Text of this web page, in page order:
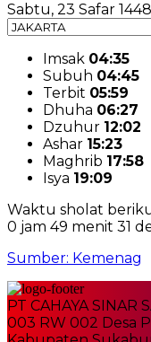
Sabtu, 23 Safar
Imsak 04:35
Subuh 04:45
Terbit 05:59
Dhuha 06:27
Dzuhur 12:02
Ashar 15:23
Maghrib 17:58
Isya 19:09
Waktu sholat
0 jam 49 menit 31
Sumber: Kemenag
PT CAHAYA SINAR
003 RW 002 Desa